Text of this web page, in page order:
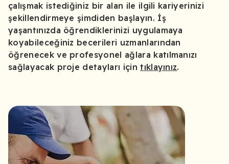
çalışmak istediğiniz bir alan ile ilgili kariyerinizi
şekillendirmeye şimdiden başlayın. İş
yaşantınızda öğrendiklerinizi uygulamaya
koyabileceğiniz becerileri uzmanlarından
öğrenecek ve profesyonel ağlara katılmanızı
sağlayacak proje detayları içintıklayınız.